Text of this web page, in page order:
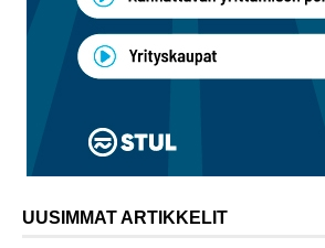
UUSIMMAT ARTIKKELIT